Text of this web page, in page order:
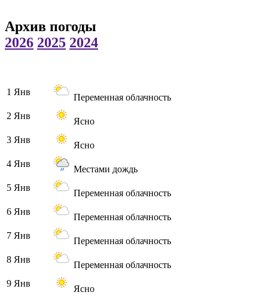
Архив погоды
2026 2025 2024
1 Янв
Переменная облачность
2 Янв
Ясно
3 Янв
Ясно
4 Янв
Местами дождь
5 Янв
Переменная облачность
6 Янв
Переменная облачность
7 Янв
Переменная облачность
8 Янв
Переменная облачность
9 Янв
Ясно